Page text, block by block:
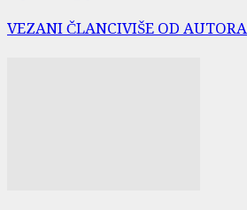
VEZANI ČLANCIVIŠE OD AUTORA